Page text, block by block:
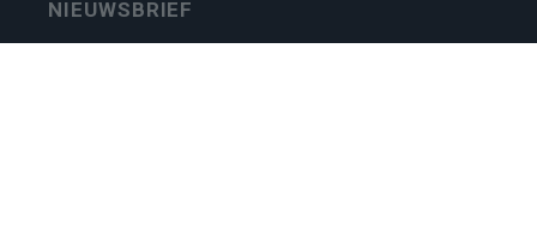
NIEUWSBRIEF